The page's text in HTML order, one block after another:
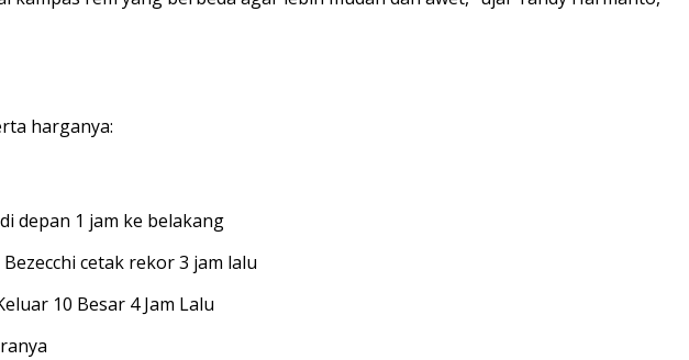
harganya:
depan 1 jam ke belakang
cetak rekor 3 jam lalu
10 Besar 4 Jam Lalu